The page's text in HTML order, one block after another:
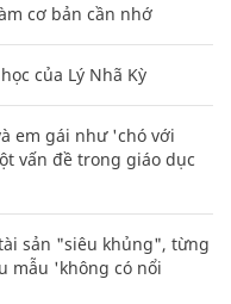
cơ bản cần nhớ
của Lý Nhã Kỳ
em gái như 'chó với
vấn đề trong giáo dục
sản "siêu khủng", từng
mẫu 'không có nổi